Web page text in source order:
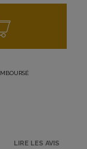
LIRE LES AVIS